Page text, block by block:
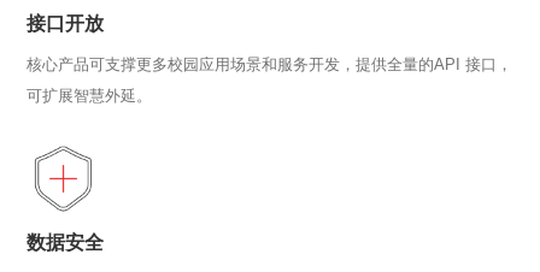
接口开放
核心产品可支撑更多校园应用场景和服务开发，提供全量的API 接口，
可扩展智慧外延。
数据安全